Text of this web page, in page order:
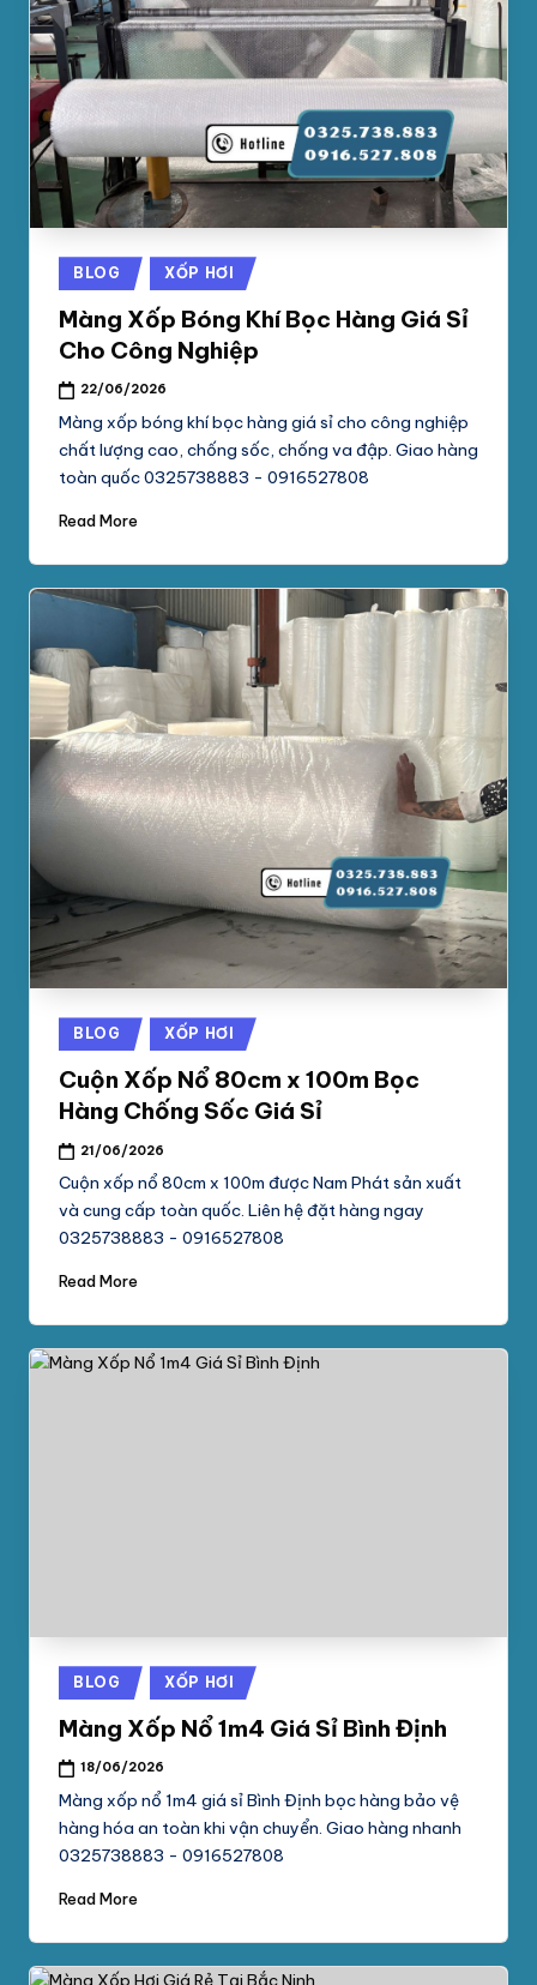
Posted
in
BLOG XỐP HƠI
Màng Xốp Bóng Khí Bọc Hàng Giá Sỉ
Cho Công Nghiệp
22/06/2026
Màng xốp bóng khí bọc hàng giá sỉ cho công nghiệp
chất lượng cao, chống sốc, chống va đập. Giao hàng
toàn quốc 0325738883 - 0916527808
Read More
Posted
in
BLOG XỐP HƠI
Cuộn Xốp Nổ 80cm x 100m Bọc
Hàng Chống Sốc Giá Sỉ
21/06/2026
Cuộn xốp nổ 80cm x 100m được Nam Phát sản xuất
và cung cấp toàn quốc. Liên hệ đặt hàng ngay
0325738883 - 0916527808
Read More
Posted
in
BLOG XỐP HƠI
Màng Xốp Nổ 1m4 Giá Sỉ Bình Định
18/06/2026
Màng xốp nổ 1m4 giá sỉ Bình Định bọc hàng bảo vệ
hàng hóa an toàn khi vận chuyển. Giao hàng nhanh
0325738883 - 0916527808
Read More